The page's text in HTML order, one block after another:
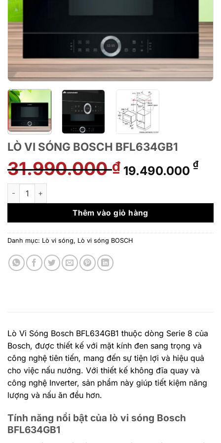
LÒ VI SÓNG BOSCH BFL634GB1
31.990.000₫ Giá
gốc
31.990.000 ₫.
19.490.000 ₫Giá
là:
LÒ VI SÓNG BOSCH BFL634GB1 số lượng
Thêm vào giỏ hàng
Danh mục: Lò vi sóng, Lò vi sóng BOSCH
Lò Vi Sóng Bosch BFL634GB1 thuộc dòng Serie 8 của
Bosch, được thiết kế với mặt kính đen sang trọng và
công nghệ tiên tiến, mang đến sự tiện lợi và hiệu quả
cho việc nấu nướng. Với thiết kế không đĩa quay và
công nghệ Inverter, sản phẩm này giúp tiết kiệm năng
lượng và nấu ăn đều hơn.
Tính năng nổi bật của lò vi sóng Bosch
BFL634GB1